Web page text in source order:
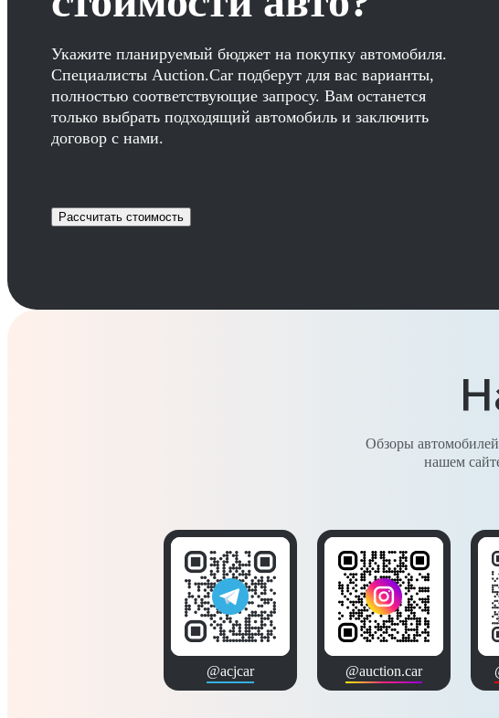
Укажите планируемый бюджет на покупку автомобиля.
Специалисты Auction.Car подберут для вас варианты,
полностью соответствующие запросу. Вам останется
только выбрать подходящий автомобиль и заключить
договор с нами.
Рассчитать стоимость
Обзоры
нашем
@acjcar @auction.car